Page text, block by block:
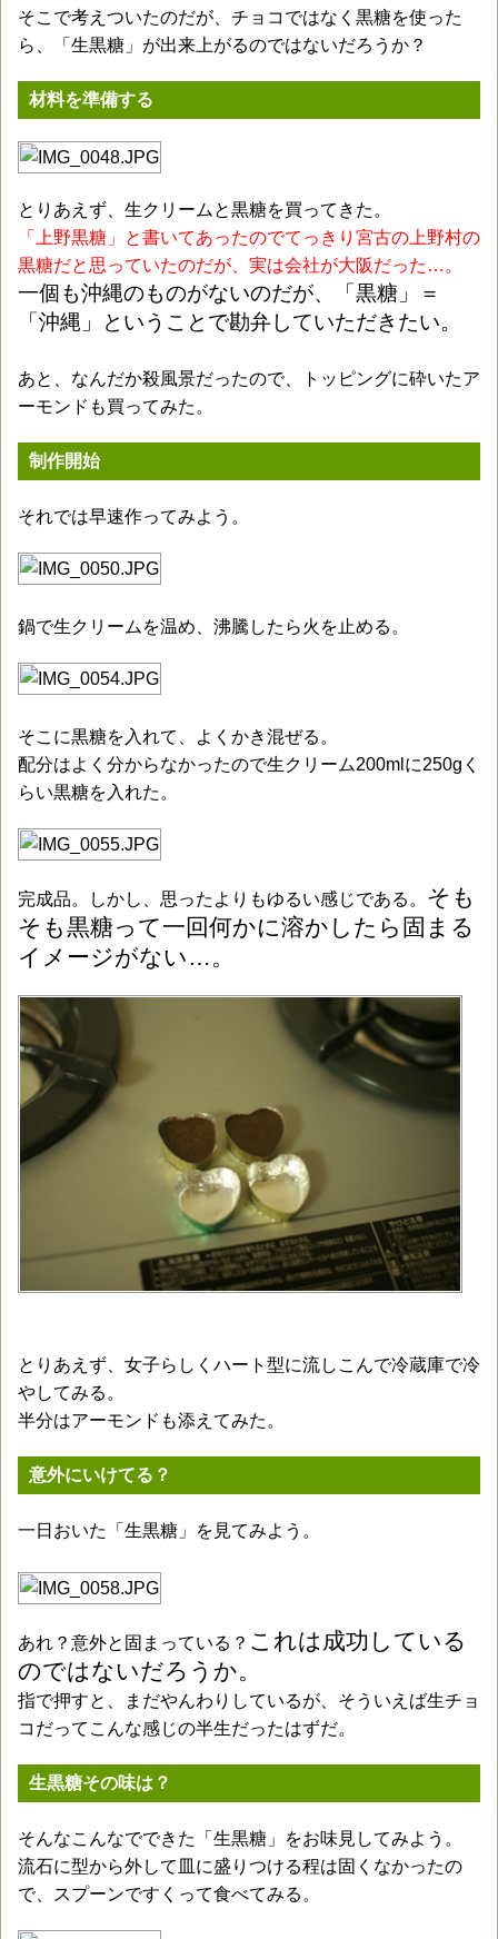
そこで考えついたのだが、チョコではなく黒糖を使った
ら、「生黒糖」が出来上がるのではないだろうか？
材料を準備する
とりあえず、生クリームと黒糖を買ってきた。
「上野黒糖」と書いてあったのでてっきり宮古の上野村の
黒糖だと思っていたのだが、実は会社が大阪だった…。
一個も沖縄のものがないのだが、「黒糖」＝
「沖縄」ということで勘弁していただきたい。
あと、なんだか殺風景だったので、トッピングに砕いたア
ーモンドも買ってみた。
制作開始
それでは早速作ってみよう。
鍋で生クリームを温め、沸騰したら火を止める。
そこに黒糖を入れて、よくかき混ぜる。
配分はよく分からなかったので生クリーム200mlに250gく
らい黒糖を入れた。
完成品。しかし、思ったよりもゆるい感じである。 そも
そも黒糖って一回何かに溶かしたら固まる
イメージがない…。
とりあえず、女子らしくハート型に流しこんで冷蔵庫で冷
やしてみる。
半分はアーモンドも添えてみた。
意外にいけてる？
一日おいた「生黒糖」を見てみよう。
あれ？意外と固まっている？ これは成功している
のではないだろうか。
指で押すと、まだやんわりしているが、そういえば生チョ
コだってこんな感じの半生だったはずだ。
生黒糖その味は？
そんなこんなでできた「生黒糖」をお味見してみよう。
流石に型から外して皿に盛りつける程は固くなかったの
で、スプーンですくって食べてみる。